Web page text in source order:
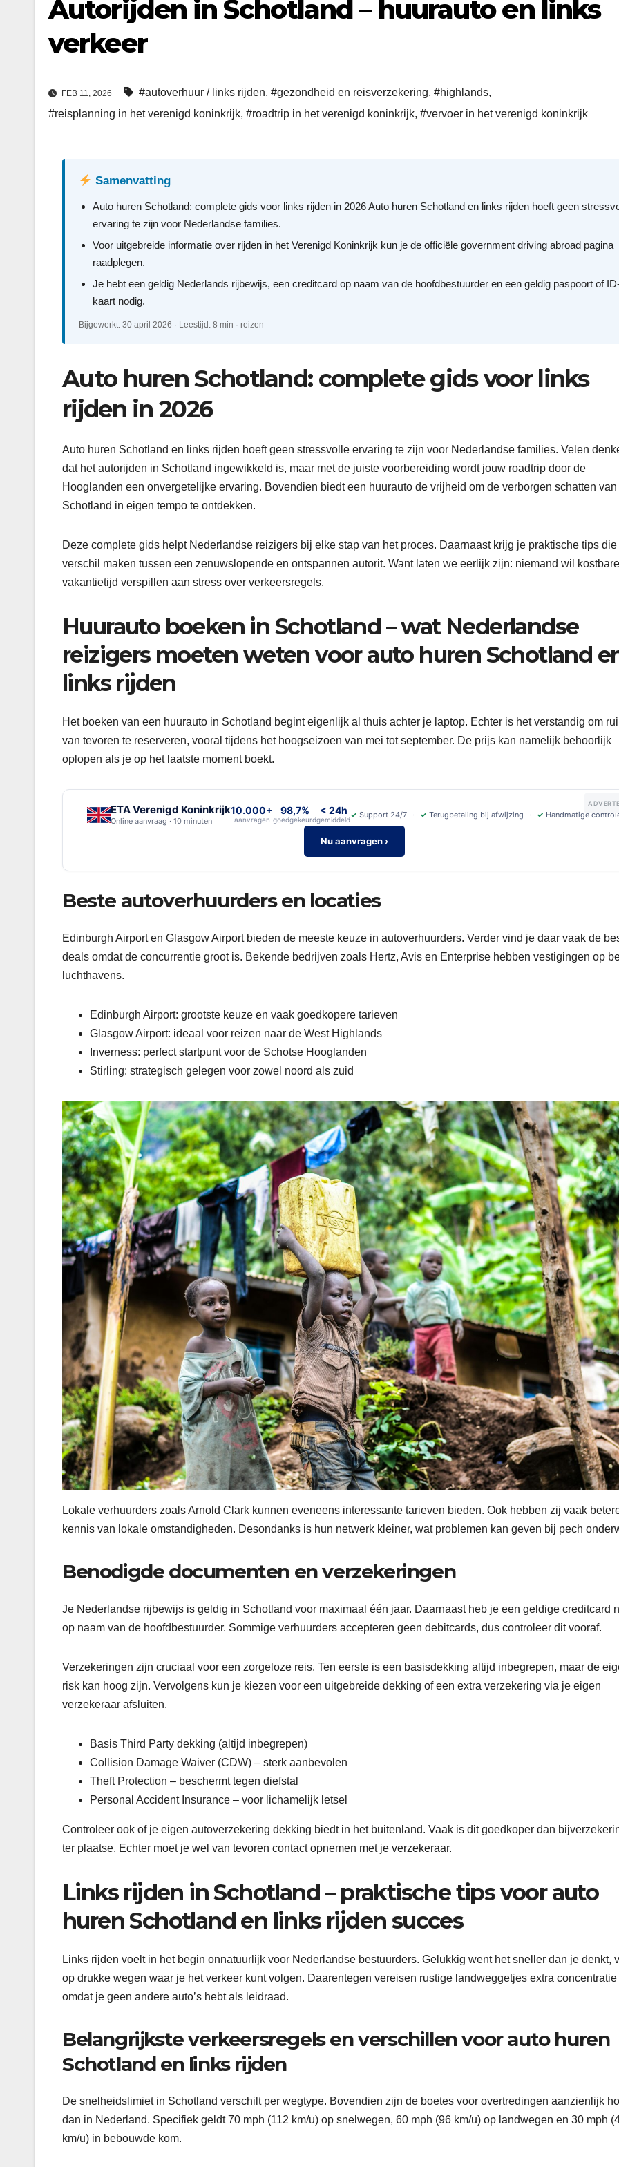
Autorijden in Schotland – huurauto en links
verkeer
FEB 11, 2026 #autoverhuur / links rijden, #gezondheid en reisverzekering, #highlands,
#reisplanning in het verenigd koninkrijk, #roadtrip in het verenigd koninkrijk, #vervoer in het verenigd koninkrijk
Samenvatting
Auto huren Schotland: complete gids voor links rijden in 2026 Auto huren Schotland en links rijden hoeft geen
ervaring te zijn voor Nederlandse families.
Voor uitgebreide informatie over rijden in het Verenigd Koninkrijk kun je de officiële government driving abroad pagina
raadplegen.
Je hebt een geldig Nederlands rijbewijs, een creditcard op naam van de hoofdbestuurder en een geldig paspoort of
kaart nodig.
Bijgewerkt: 30 april 2026 · Leestijd: 8 min · reizen
Auto huren Schotland: complete gids voor links
rijden in 2026
Auto huren Schotland en links rijden hoeft geen stressvolle ervaring te zijn voor Nederlandse families. Velen
dat het autorijden in Schotland ingewikkeld is, maar met de juiste voorbereiding wordt jouw roadtrip door de
Hooglanden een onvergetelijke ervaring. Bovendien biedt een huurauto de vrijheid om de verborgen schatten van
Schotland in eigen tempo te ontdekken.
Deze complete gids helpt Nederlandse reizigers bij elke stap van het proces. Daarnaast krijg je praktische tips die
verschil maken tussen een zenuwslopende en ontspannen autorit. Want laten we eerlijk zijn: niemand wil kostbare
vakantietijd verspillen aan stress over verkeersregels.
Huurauto boeken in Schotland – wat Nederlandse
reizigers moeten weten voor auto huren Schotland
links rijden
Het boeken van een huurauto in Schotland begint eigenlijk al thuis achter je laptop. Echter is het verstandig om
van tevoren te reserveren, vooral tijdens het hoogseizoen van mei tot september. De prijs kan namelijk behoorlijk
oplopen als je op het laatste moment boekt.
ETA Verenigd Koninkrijk
Online aanvraag · 10 minuten
10.000+
aanvragen
98,7%
goedgekeurd
< 24h
gemiddeld
✓ Support 24/7 ✓ Terugbetaling bij afwijzing ✓ Handmatige
Nu aanvragen ›
Beste autoverhuurders en locaties
Edinburgh Airport en Glasgow Airport bieden de meeste keuze in autoverhuurders. Verder vind je daar vaak de
deals omdat de concurrentie groot is. Bekende bedrijven zoals Hertz, Avis en Enterprise hebben vestigingen op
luchthavens.
Edinburgh Airport: grootste keuze en vaak goedkopere tarieven
Glasgow Airport: ideaal voor reizen naar de West Highlands
Inverness: perfect startpunt voor de Schotse Hooglanden
Stirling: strategisch gelegen voor zowel noord als zuid
Lokale verhuurders zoals Arnold Clark kunnen eveneens interessante tarieven bieden. Ook hebben zij vaak
kennis van lokale omstandigheden. Desondanks is hun netwerk kleiner, wat problemen kan geven bij pech
Benodigde documenten en verzekeringen
Je Nederlandse rijbewijs is geldig in Schotland voor maximaal één jaar. Daarnaast heb je een geldige creditcard
op naam van de hoofdbestuurder. Sommige verhuurders accepteren geen debitcards, dus controleer dit vooraf.
Verzekeringen zijn cruciaal voor een zorgeloze reis. Ten eerste is een basisdekking altijd inbegrepen, maar de
risk kan hoog zijn. Vervolgens kun je kiezen voor een uitgebreide dekking of een extra verzekering via je eigen
verzekeraar afsluiten.
Basis Third Party dekking (altijd inbegrepen)
Collision Damage Waiver (CDW) – sterk aanbevolen
Theft Protection – beschermt tegen diefstal
Personal Accident Insurance – voor lichamelijk letsel
Controleer ook of je eigen autoverzekering dekking biedt in het buitenland. Vaak is dit goedkoper dan
ter plaatse. Echter moet je wel van tevoren contact opnemen met je verzekeraar.
Links rijden in Schotland – praktische tips voor auto
huren Schotland en links rijden succes
Links rijden voelt in het begin onnatuurlijk voor Nederlandse bestuurders. Gelukkig went het sneller dan je denkt,
op drukke wegen waar je het verkeer kunt volgen. Daarentegen vereisen rustige landweggetjes extra concentratie
omdat je geen andere auto’s hebt als leidraad.
Belangrijkste verkeersregels en verschillen voor auto huren
Schotland en links rijden
De snelheidslimiet in Schotland verschilt per wegtype. Bovendien zijn de boetes voor overtredingen aanzienlijk
dan in Nederland. Specifiek geldt 70 mph (112 km/u) op snelwegen, 60 mph (96 km/u) op landwegen en 30 mph
km/u) in bebouwde kom.